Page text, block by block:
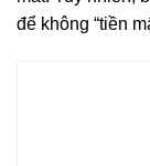
để không “tiền